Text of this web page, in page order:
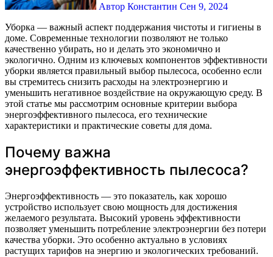
Автор Константин Сен 9, 2024
Уборка — важный аспект поддержания чистоты и гигиены в
доме. Современные технологии позволяют не только
качественно убирать, но и делать это экономично и
экологично. Одним из ключевых компонентов эффективности
уборки является правильный выбор пылесоса, особенно если
вы стремитесь снизить расходы на электроэнергию и
уменьшить негативное воздействие на окружающую среду. В
этой статье мы рассмотрим основные критерии выбора
энергоэффективного пылесоса, его технические
характеристики и практические советы для дома.
Почему важна
энергоэффективность пылесоса?
Энергоэффективность — это показатель, как хорошо
устройство использует свою мощность для достижения
желаемого результата. Высокий уровень эффективности
позволяет уменьшить потребление электроэнергии без потери
качества уборки. Это особенно актуально в условиях
растущих тарифов на энергию и экологических требований.